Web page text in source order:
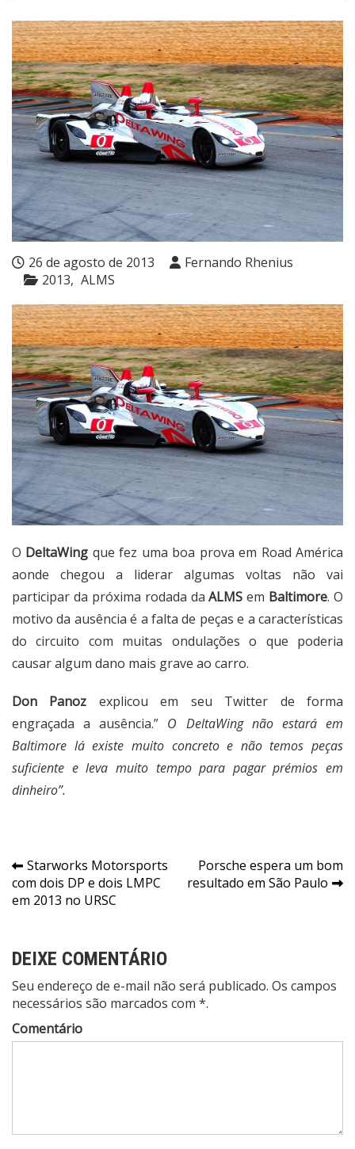
26 de agosto de 2013
Fernando Rhenius
2013
ALMS
O DeltaWing que fez uma boa prova em Road América
aonde chegou a liderar algumas voltas não vai
participar da próxima rodada daALMS em Baltimore. O
motivo da ausência é a falta de peças e a características
do circuito com muitas ondulações o que poderia
causar algum dano mais grave ao carro.
Don Panoz explicou em seu Twitter de forma
engraçada a ausência.” O DeltaWing não estará em
Baltimore lá existe muito concreto e não temos peças
suficiente e leva muito tempo para pagar prémios em
dinheiro”.
Navegação
de
Starworks Motorsports
com dois DP e dois LMPC
em 2013 no URSC
Porsche espera um bom
resultado em São Paulo
DEIXE COMENTÁRIO
Seu endereço de e-mail não será publicado. Os campos
necessários são marcados com *.
Comentário